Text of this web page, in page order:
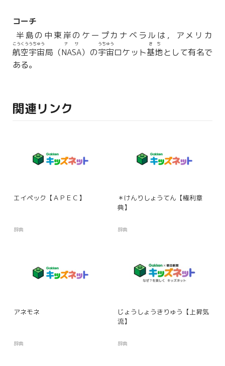
コーチ
半島の中東岸のケープカナベラルは，アメリカ
航空宇宙
こうくううちゅう
局（NASA
ナサ
）の宇宙
うちゅう
ロケット基地
きち
として有名で
ある。
関連リンク
エイペック【ＡＰＥＣ】
辞典
＊けんりしょうてん【権利章
典】
辞典
アネモネ
辞典
じょうしょうきりゅう【上昇気
流】
辞典